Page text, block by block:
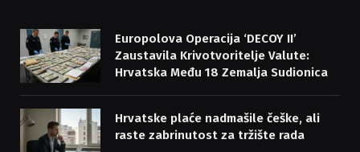
Europolova Operacija ‘DECOY II’
Zaustavila Krivotvoritelje Valute:
Hrvatska Među 18 Zemalja Sudionica
Hrvatske plaće nadmašile češke, ali
raste zabrinutost za tržište rada